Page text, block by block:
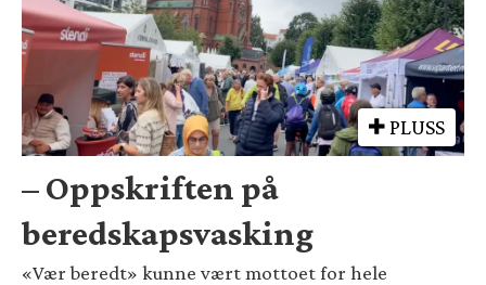
PLUSS
– Oppskriften på
beredskapsvasking
«Vær beredt» kunne vært mottoet for hele